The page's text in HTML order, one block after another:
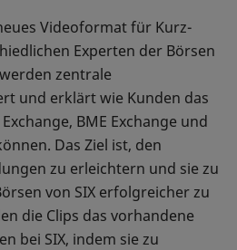
Videoformat für Kurz-
Experten der Börsen
zentrale
und erklärt wie Kunden das
BME Exchange und
Das Ziel ist, den
zu erleichtern und sie zu
von SIX erfolgreicher zu
die Clips das vorhandene
bei SIX, indem sie zu